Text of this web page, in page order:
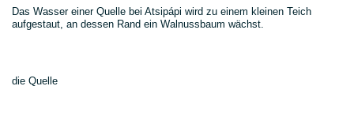
Das Wasser einer Quelle bei Atsipápi wird zu einem kleinen Teich
aufgestaut, an dessen Rand ein Walnussbaum wächst.
die Quelle